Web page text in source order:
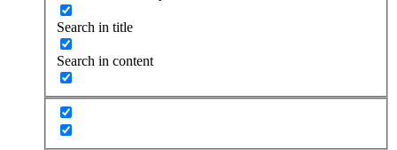
Search in title
Search in content